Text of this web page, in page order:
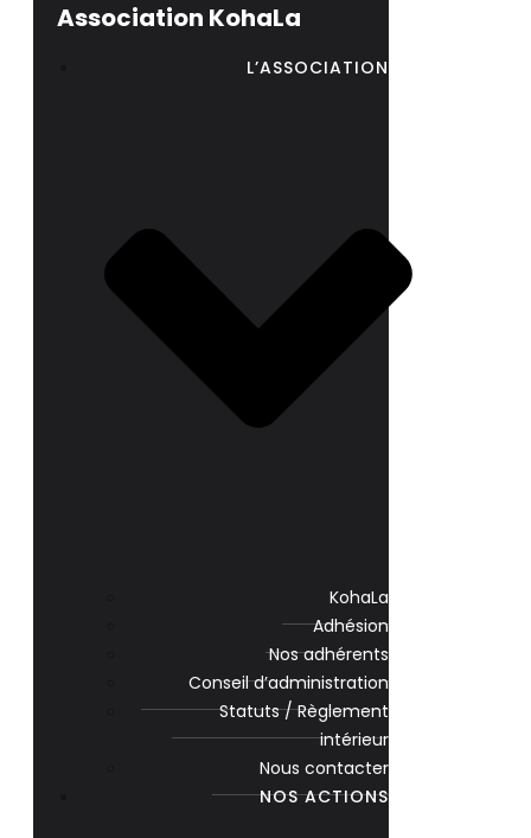
Association KohaLa
L’ASSOCIATION
KohaLa
Adhésion
Nos adhérents
Conseil d’administration
Statuts / Règlement
intérieur
Nous contacter
NOS ACTIONS